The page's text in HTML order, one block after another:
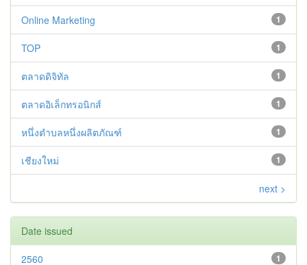
1
Online Marketing
1
TOP
1
ตลาดดิจิทัล
1
ตลาดอิเล็กทรอนิกส์
1
หนึ่งตำบลหนึ่งผลิตภัณฑ์
1
เชียงใหม่
next >
Date issued
1
2560